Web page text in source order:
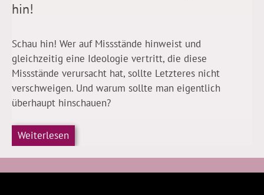
hin!
Schau hin! Wer auf Missstände hinweist und
gleichzeitig eine Ideologie vertritt, die diese
Missstände verursacht hat, sollte Letzteres nicht
verschweigen. Und warum sollte man eigentlich
überhaupt hinschauen?
Weiterlesen